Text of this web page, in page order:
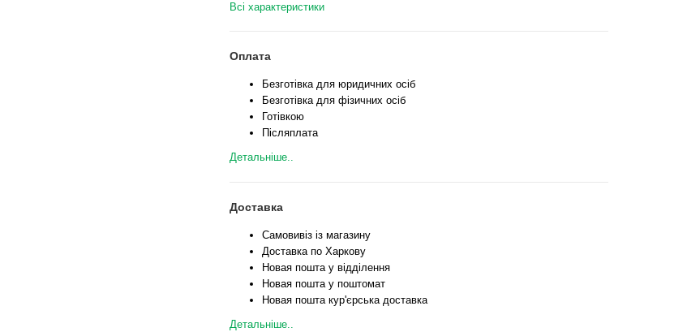
Всі характеристики
Оплата
Безготівка для юридичних осіб
Безготівка для фізичних осіб
Готівкою
Післяплата
Детальніше..
Доставка
Самовивіз із магазину
Доставка по Харкову
Новая пошта у відділення
Новая пошта у поштомат
Новая пошта кур'єрська доставка
Детальніше..